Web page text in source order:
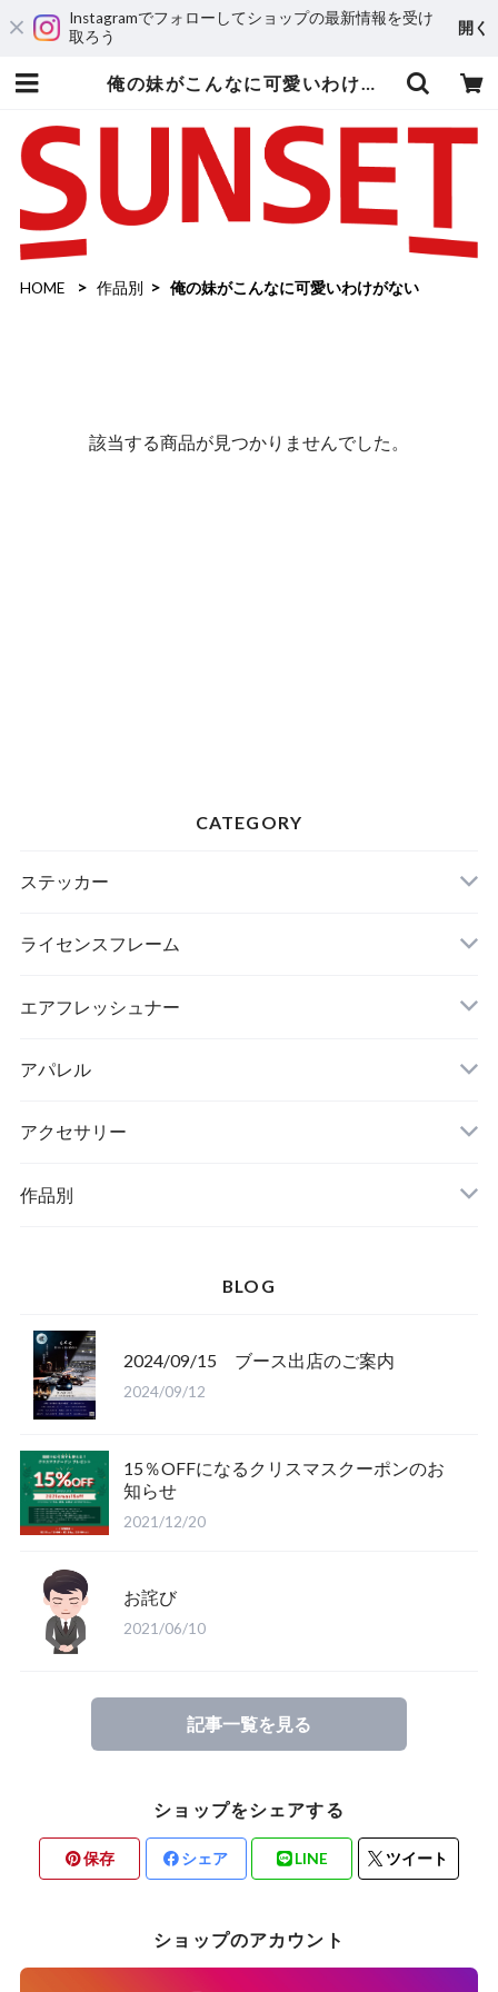
Instagramでフォローしてショップの最新情報を受け
取ろう
開く
俺の妹がこんなに可愛いわけがない | 輸入アニメステッカー専門店 SUNSET Stickers Store
HOME 作品別 俺の妹がこんなに可愛いわけがない
該当する商品が見つかりませんでした。
CATEGORY
ステッカー
ライセンスフレーム
エアフレッシュナー
アパレル
アクセサリー
作品別
BLOG
2024/09/15 ブース出店のご案内
2024/09/12
15％OFFになるクリスマスクーポンのお
知らせ
2021/12/20
お詫び
2021/06/10
記事一覧を見る
ショップをシェアする
保存 シェア LINE ツイート
ショップのアカウント